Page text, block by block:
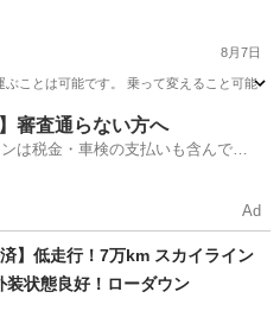
ト
8月7日
ぶことは可能です。 乗って変えること可能
ナ 審査通らない方へ
ンは税金・車検の支払いも含んでい
Ad
済】低走行！7万km スカイライン
状態良好！ローダウン